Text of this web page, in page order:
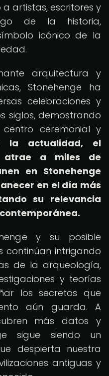
artistas, escritores y
de la historia,
icónico de la
arquitectura y
Stonehenge ha
celebraciones y
siglos, demostrando
ceremonial y
la actualidad, el
atrae a miles de
en Stonehenge
en el día más
su relevancia
y su posible
continúan intrigando
de la arqueología,
y teorías
los secretos que
aún guarda. A
más datos y
sigue siendo un
despierta nuestra
antiguas y